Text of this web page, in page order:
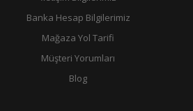
Banka Hesap Bilgilerimiz
Mağaza Yol Tarifi
Müşteri Yorumları
Blog